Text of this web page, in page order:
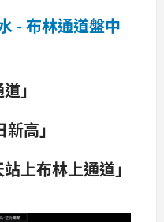
- 布林通道盤中
」
高」
上布林上通道」